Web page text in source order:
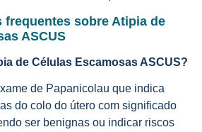
frequentes sobre Atipia de
ASCUS
de Células Escamosas ASCUS?
de Papanicolau que indica
do colo do útero com significado
ser benignas ou indicar riscos